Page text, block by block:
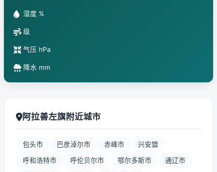
湿度 %
级
气压 hPa
降水 mm
阿拉善左旗附近城市
包头市 巴彦淖尔市 赤峰市 兴安盟
呼和浩特市 呼伦贝尔市 鄂尔多斯市 通辽市